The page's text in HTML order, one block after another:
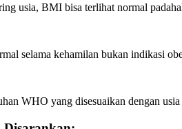
usia, BMI bisa terlihat normal
selama kehamilan bukan indikasi
WHO yang disesuaikan dengan usia